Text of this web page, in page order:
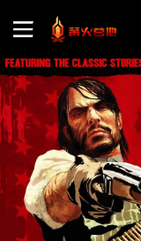
首页
游戏评测
地图攻略